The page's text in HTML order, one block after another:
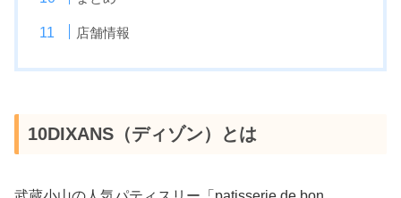
店舗情報
10DIXANS（ディゾン）とは